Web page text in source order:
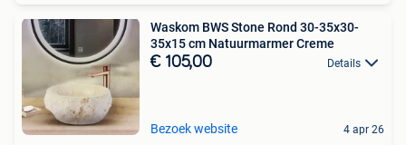
Waskom BWS Stone Rond 30-35x30-
35x15 cm Natuurmarmer Creme
€ 105,00 Details
Bezoek website 4 apr 26